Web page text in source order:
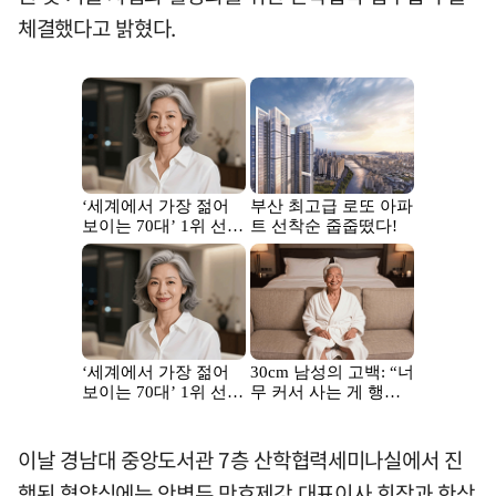
체결했다고 밝혔다.
이날 경남대 중앙도서관 7층 산학협력세미나실에서 진